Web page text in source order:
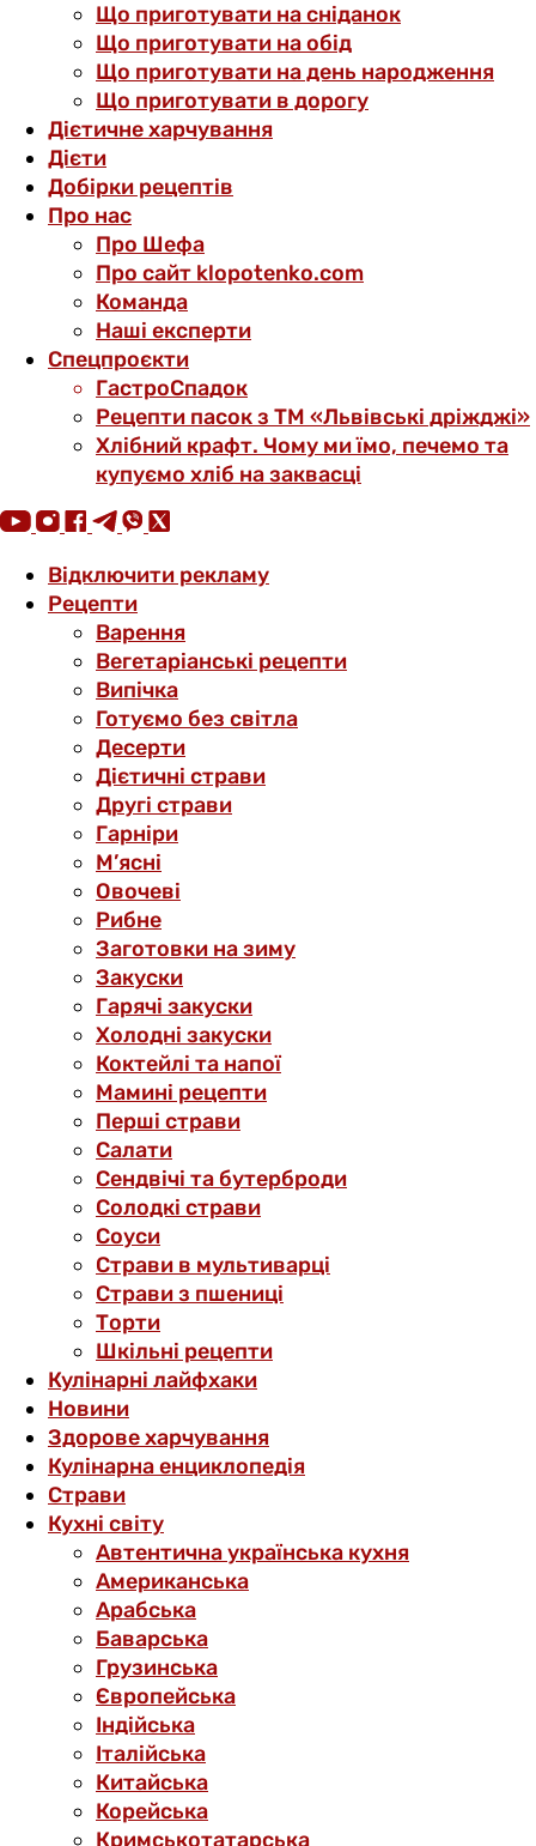
Що приготувати на сніданок
Що приготувати на обід
Що приготувати на день народження
Що приготувати в дорогу
Дієтичне харчування
Дієти
Добірки рецептів
Про нас
Про Шефа
Про сайт klopotenko.com
Команда
Наші експерти
Спецпроєкти
ГастроСпадок
Рецепти пасок з ТМ «Львівські дріжджі»
Хлібний крафт. Чому ми їмо, печемо та
купуємо хліб на заквасці
Відключити рекламу
Рецепти
Варення
Вегетаріанські рецепти
Випічка
Готуємо без світла
Десерти
Дієтичні страви
Другі страви
Гарніри
М’ясні
Овочеві
Рибне
Заготовки на зиму
Закуски
Гарячі закуски
Холодні закуски
Коктейлі та напої
Мамині рецепти
Перші страви
Салати
Сендвічі та бутерброди
Солодкі страви
Соуси
Страви в мультиварці
Страви з пшениці
Торти
Шкільні рецепти
Кулінарні лайфхаки
Новини
Здорове харчування
Кулінарна енциклопедія
Страви
Кухні світу
Автентична українська кухня
Американська
Арабська
Баварська
Грузинська
Європейська
Індійська
Італійська
Китайська
Корейська
Кримськотатарська